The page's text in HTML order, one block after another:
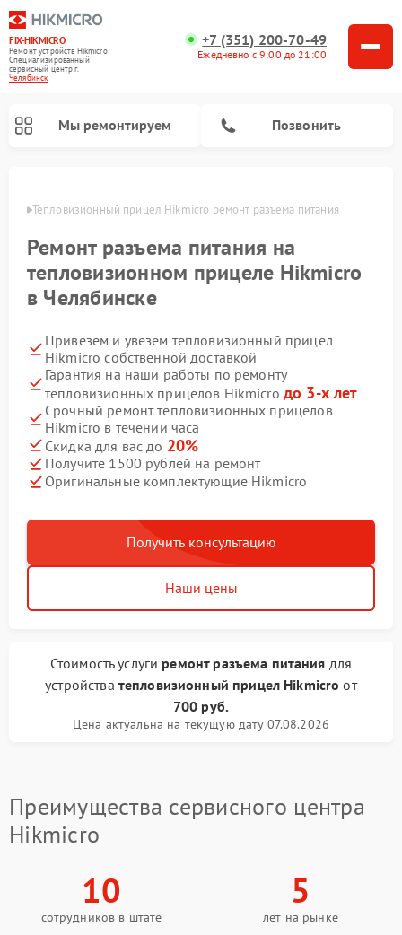
FIX-HIKMICRO
Ремонт устройств Hikmicro
Специализированный
cервисный центр г.
Челябинск
+7 (351) 200-70-49
Ежедневно с 9:00 до 21:00
Мы ремонтируем Позвонить
Тепловизионный прицел Hikmicro ремонт разъема питания
Ремонт разъема питания на
тепловизионном прицеле Hikmicro
в Челябинске
Привезем и увезем тепловизионный прицел
Hikmicro собственной доставкой
Гарантия на наши работы по ремонту
тепловизионных прицелов Hikmicro до 3-х лет
Срочный ремонт тепловизионных прицелов
Hikmicro в течении часа
Скидка для вас до 20%
Получите 1500 рублей на ремонт
Оригинальные комплектующие Hikmicro
Получить консультацию
Наши цены
Стоимость услуги ремонт разъема питания для
устройства тепловизионный прицел Hikmicro от
700 руб.
Цена актуальна на текущую дату 07.08.2026
Преимущества сервисного центра
Hikmicro
10
сотрудников в штате
5
лет на рынке